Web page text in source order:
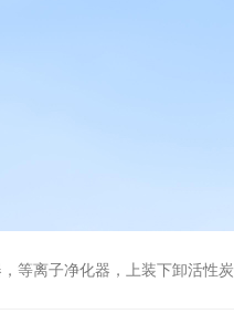
化器，上装下卸活性炭吸附箱，打磨除尘